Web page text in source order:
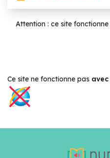
Attention : ce site
Ce site ne fonctionne pas